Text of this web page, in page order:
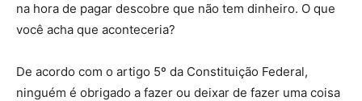
na hora de pagar descobre que não tem dinheiro. O que
você acha que aconteceria?
De acordo com o artigo 5º da Constituição Federal,
ninguém é obrigado a fazer ou deixar de fazer uma coisa